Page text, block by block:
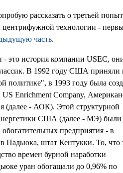
рассказать о третьей
технологии -
часть.
- это история компании USEC,
В 1992 году США
политике", в 1993 году была
Enrichment Company,
(далее - АОК). Этой структурной
США (далее - МЭ) были
предприятия - в
Падьюка, штат Кентукки. То, что
времен бурной наработки
уран обогащали до 0,96% по